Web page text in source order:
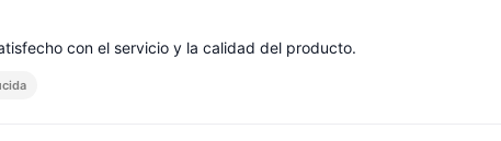
con el servicio y la calidad del producto.